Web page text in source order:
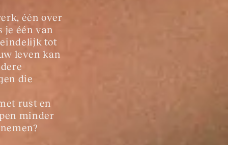
één over
je één van
tot
leven kan
die
rust en
minder